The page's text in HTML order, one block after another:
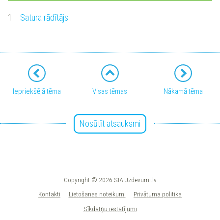
1. Satura rādītājs
Iepriekšējā tēma Visas tēmas Nākamā tēma
Nosūtīt atsauksmi
Copyright © 2026 SIA Uzdevumi.lv
Kontakti
Lietošanas noteikumi
Privātuma politika
Sīkdatņu iestatījumi